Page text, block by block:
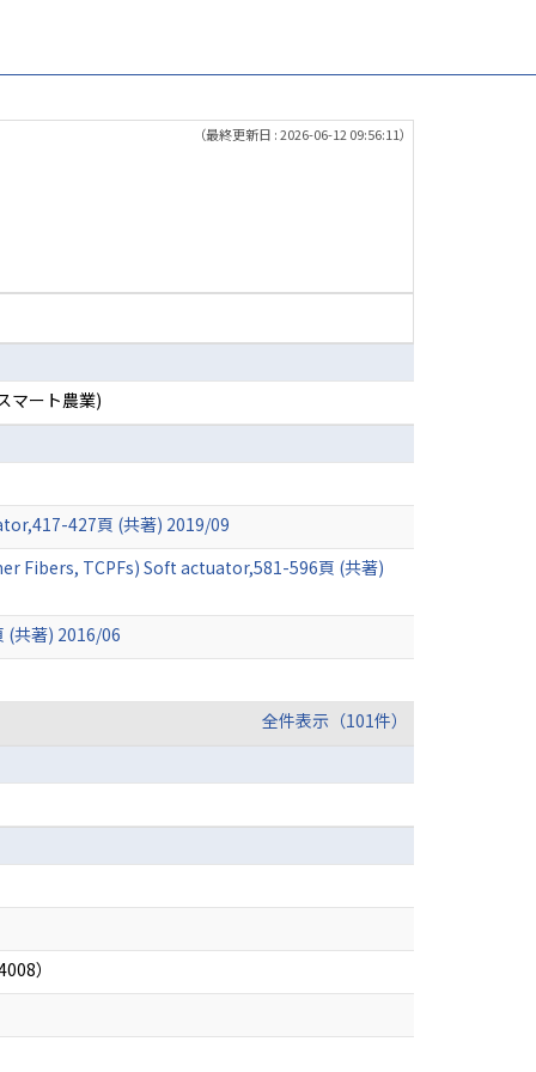
（最終更新日 : 2026-06-12 09:56:11）
マート農業)
427頁 (共著) 2019/09
Fibers, TCPFs) Soft actuator,581-596頁 (共著)
共著) 2016/06
全件表示（101件）
）